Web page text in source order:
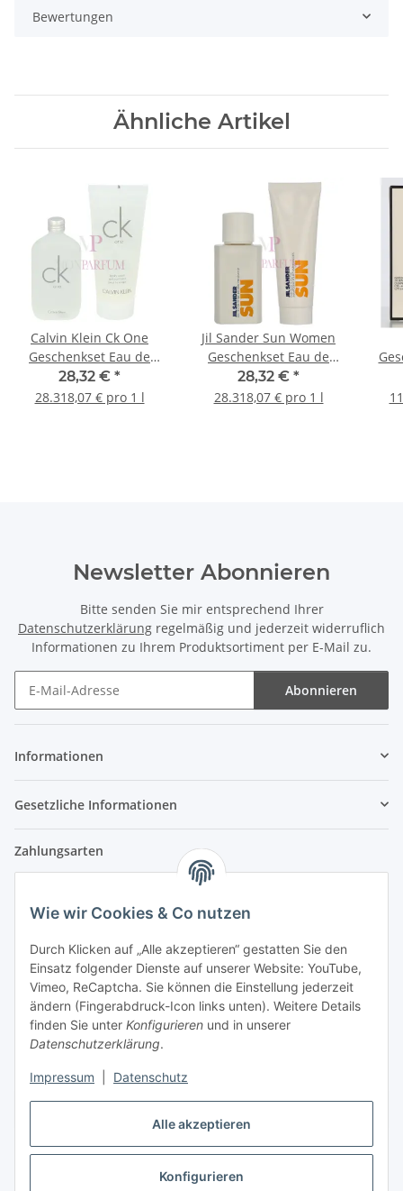
Alle akzeptieren
Konfigurieren
Wie wir Cookies & Co nutzen
Durch Klicken auf „Alle akzeptieren“ gestatten Sie den
Einsatz folgender Dienste auf unserer Website: YouTube,
Vimeo, ReCaptcha. Sie können die Einstellung jederzeit
ändern (Fingerabdruck-Icon links unten). Weitere Details
finden Sie unter Konfigurieren und in unserer
Datenschutzerklärung.
Impressum Datenschutz
Bewertungen
Ähnliche Artikel
Calvin Klein Ck One
Geschenkset Eau de
Toilette 50ml / Hair &
Body Wash 100ml
28,32 € *
28.318,07 € pro 1 l
Jil Sander Sun Women
Geschenkset Eau de
Toilette 75ml/Shower
Gel 75ml
28,32 € *
28.318,07 € pro 1 l
Newsletter Abonnieren
Bitte senden Sie mir entsprechend Ihrer
Datenschutzerklärung regelmäßig und jederzeit widerruflich
Informationen zu Ihrem Produktsortiment per E-Mail zu.
Abonnieren
Informationen
Gesetzliche Informationen
Zahlungsarten
Versandpartner
Partner